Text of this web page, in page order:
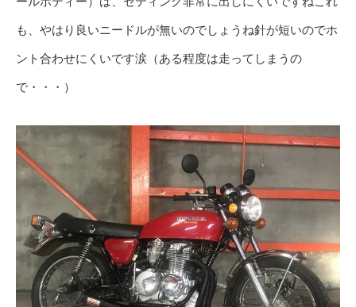
も、やはり良いニードルが無いのでしょうね針が短いのでホ
ント合わせにくいです涙（ある程度は走ってしまうの
で・・・）